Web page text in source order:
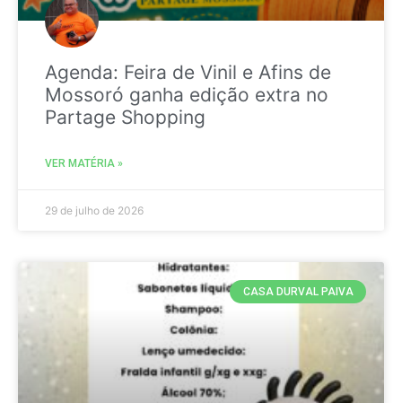
Agenda: Feira de Vinil e Afins de
Mossoró ganha edição extra no
Partage Shopping
VER MATÉRIA »
29 de julho de 2026
CASA DURVAL PAIVA